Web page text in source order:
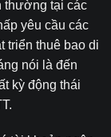
thường tại các
yêu cầu các
triển thuê bao di
nói là đến
kỳ động thái